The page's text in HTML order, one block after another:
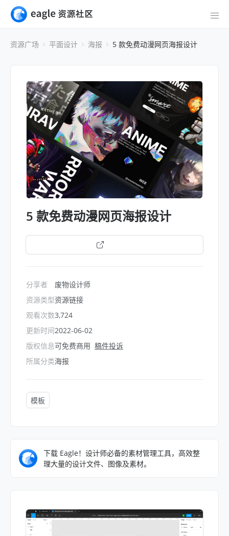
资源广场 平面设计 海报 5 款免费动漫网页海报设计
5 款免费动漫网页海报设计
分享者
资源类型
观看次数
更新时间
版权信息
所属分类
废物设计师
资源链接
3,724
2022-06-02
可免费商用 稿件投诉
海报
模板
下载 Eagle！设计师必备的素材管理工具，高效整
理大量的设计文件、图像及素材。